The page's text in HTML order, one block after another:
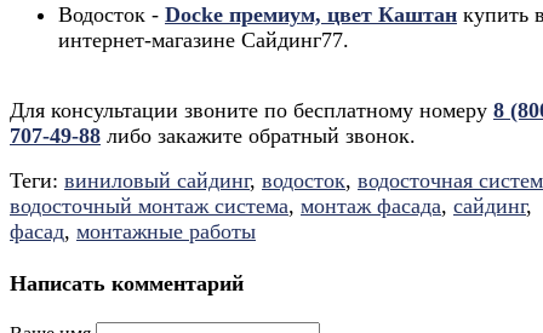
Водосток - Docke премиум, цвет Каштан купить
интернет-магазине Сайдинг77.
Для консультации звоните по бесплатному номеру 8
707-49-88 либо закажите обратный звонок.
Теги: виниловый сайдинг, водосток, водосточная
водосточный монтаж система, монтаж фасада, сайдинг,
фасад, монтажные работы
Написать комментарий